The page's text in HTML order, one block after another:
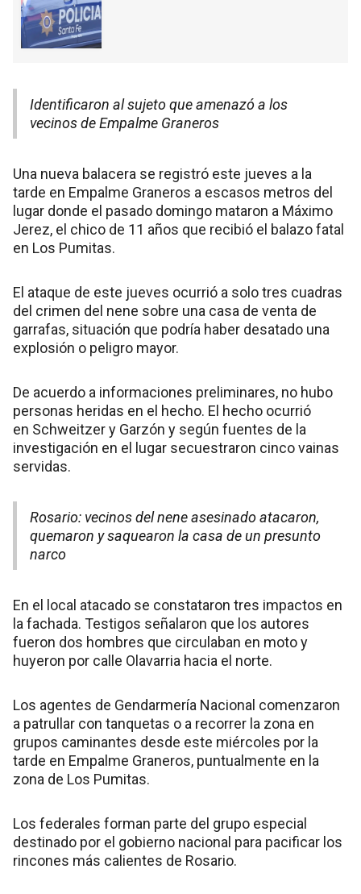
Identificaron al sujeto que amenazó a los
vecinos de Empalme Graneros
Una nueva balacera se registró este jueves a la
tarde en Empalme Graneros a escasos metros del
lugar donde el pasado domingo mataron a Máximo
Jerez, el chico de 11 años que recibió el balazo fatal
en Los Pumitas.
El ataque de este jueves ocurrió a solo tres cuadras
del crimen del nene sobre una casa de venta de
garrafas, situación que podría haber desatado una
explosión o peligro mayor.
De acuerdo a informaciones preliminares, no hubo
personas heridas en el hecho. El hecho ocurrió
en Schweitzer y Garzón y según fuentes de la
investigación en el lugar secuestraron cinco vainas
servidas.
Rosario: vecinos del nene asesinado atacaron,
quemaron y saquearon la casa de un presunto
narco
En el local atacado se constataron tres impactos en
la fachada. Testigos señalaron que los autores
fueron dos hombres que circulaban en moto y
huyeron por calle Olavarria hacia el norte.
Los agentes de Gendarmería Nacional comenzaron
a patrullar con tanquetas o a recorrer la zona en
grupos caminantes desde este miércoles por la
tarde en Empalme Graneros, puntualmente en la
zona de Los Pumitas.
Los federales forman parte del grupo especial
destinado por el gobierno nacional para pacificar los
rincones más calientes de Rosario.